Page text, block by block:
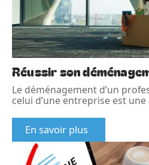
Réussir son
Le déménagement d’un
celui d’une entreprise est
En savoir plus